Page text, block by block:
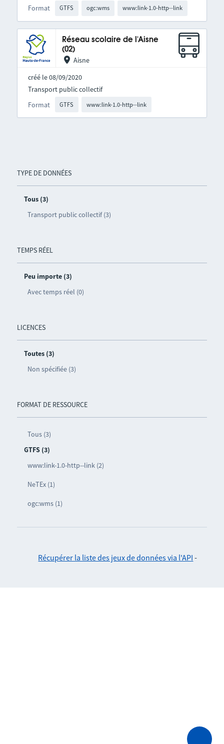
TYPE DE DONNÉES
Tous (3)
Transport public collectif (3)
TEMPS RÉEL
Peu importe (3)
Avec temps réel (0)
LICENCES
Toutes (3)
Non spécifiée (3)
FORMAT DE RESSOURCE
Tous (3)
GTFS (3)
www:link-1.0-http--link (2)
NeTEx (1)
ogc:wms (1)
Format GTFS ogc:wms www:link-1.0-http--link
Réseau scolaire de l'Aisne
(02)
Aisne
créé le 08/09/2020
Format GTFS www:link-1.0-http--link
Transport public collectif
Récupérer la liste des jeux de données via l'API -